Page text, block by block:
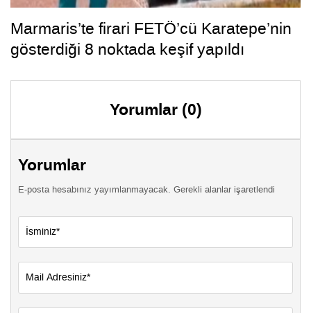
Marmaris’te firari FETÖ’cü Karatepe’nin
gösterdiği 8 noktada keşif yapıldı
Yorumlar (0)
Yorumlar
E-posta hesabınız yayımlanmayacak. Gerekli alanlar işaretlendi